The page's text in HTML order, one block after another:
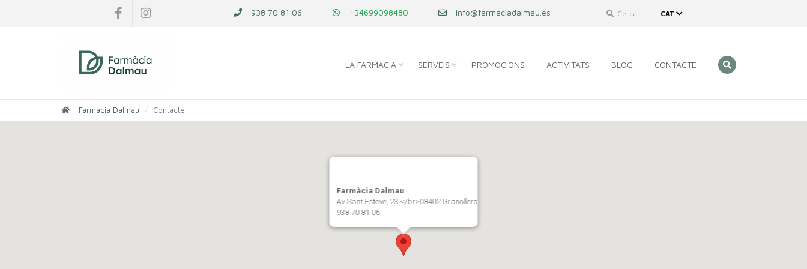
938 70 81 06 +34699098480 info@farmaciadalmau.es Cercar CAT
LA FARMÀCIA SERVEIS PROMOCIONS ACTIVITATS BLOG CONTACTE
Farmàcia Dalmau Contacte
Farmàcia Dalmau
Av Sant Esteve, 23 </br>08402 Granollers
938 70 81 06